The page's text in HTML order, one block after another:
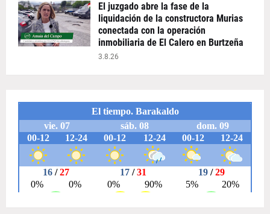
El juzgado abre la fase de la
liquidación de la constructora Murias
conectada con la operación
inmobiliaria de El Calero en Burtzeña
3.8.26